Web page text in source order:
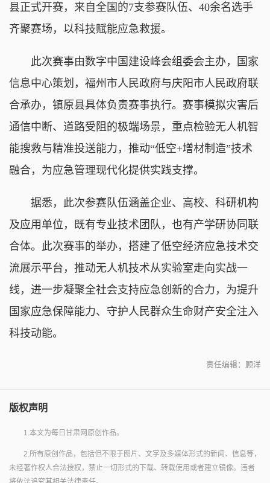
县正式开赛，来自全国的7支参赛队伍、40余名选手
齐聚赛场，以科技赋能应急救援。
此次赛事由数字中国建设峰会组委会主办，国家
信息中心策划，福州市人民政府与庆阳市人民政府联
合承办，镇原县具体负责赛事执行。赛事模拟灾害后
通信中断、道路受阻的极端场景，重点检验无人机智
能搜救与精准投送能力，推动“低空+增材制造”技术
融合，为应急管理现代化提供实践支撑。
据悉，此次参赛队伍涵盖企业、高校、科研机构
及应用单位，既有专业技术团队，也有产学研协同联
合体。此次赛事的举办，搭建了低空经济应急技术交
流展示平台，推动无人机技术从实验室走向实战一
线，进一步凝聚全社会支持应急创新的合力，为提升
国家应急保障能力、守护人民群众生命财产安全注入
科技动能。
责任编辑：顾洋
版权声明
1.本文为每日甘肃网原创作品。
2.所有原创作品，包括但不限于图片、文字及多媒体形式的新闻、信息等，
未经著作权人合法授权，禁止一切形式的下载、转载使用或者建立镜像。违者